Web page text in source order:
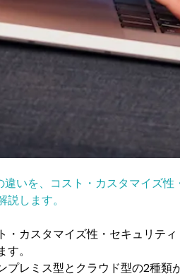
いを、コスト・カスタマイズ
します。
・カスタマイズ性・セキュリテ
。
プレミス型とクラウド型の2種